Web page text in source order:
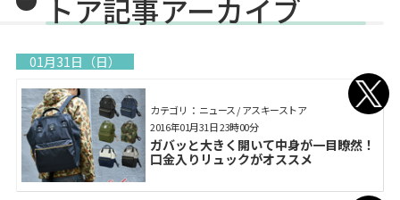
トア記事アーカイブ
01月31日（日）
カテゴリ： ニュース / アスキーストア
ガバッと大きく開いて中身が一目瞭然！
口金入りリュックがオススメ
2016年01月31日 23時00分